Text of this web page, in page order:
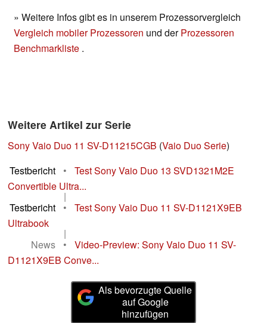
» Weitere Infos gibt es in unserem Prozessorvergleich
Vergleich mobiler Prozessoren und derProzessoren
Benchmarkliste .
Weitere Artikel zur Serie
Sony Vaio Duo 11 SV-D11215CGB (Vaio Duo Serie)
Testbericht
•
Test Sony Vaio Duo 13 SVD1321M2E
Convertible Ultra...
|
Testbericht
•
Test Sony Vaio Duo 11 SV-D1121X9EB
Ultrabook
|
News
•
Video-Preview: Sony Vaio Duo 11 SV-
D1121X9EB Conve...
Als bevorzugte Quelle
auf Google
hinzufügen